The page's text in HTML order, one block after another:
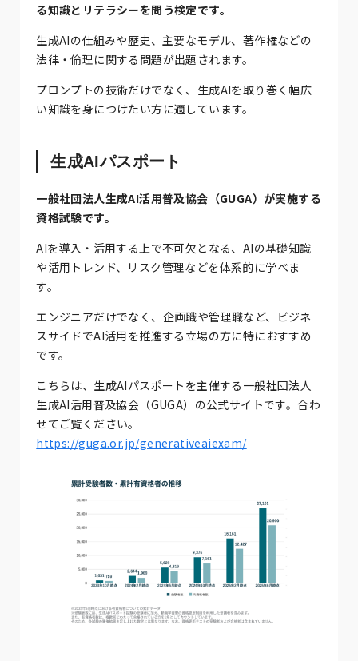
る知識とリテラシーを問う検定です。
生成AIの仕組みや歴史、主要なモデル、著作権などの
法律・倫理に関する問題が出題されます。
プロンプトの技術だけでなく、生成AIを取り巻く幅広
い知識を身につけたい方に適しています。
生成AIパスポート
一般社団法人生成AI活用普及協会（GUGA）が実施する
資格試験です。
AIを導入・活用する上で不可欠となる、AIの基礎知識
や活用トレンド、リスク管理などを体系的に学べま
す。
エンジニアだけでなく、企画職や管理職など、ビジネ
スサイドでAI活用を推進する立場の方に特におすすめ
です。
こちらは、生成AIパスポートを主催する一般社団法人
生成AI活用普及協会（GUGA）の公式サイトです。合わ
せてご覧ください。
https://guga.or.jp/generativeaiexam/